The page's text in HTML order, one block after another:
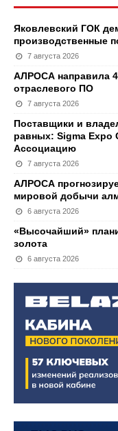
Яковлевский ГОК
производственные
7 августа 2026
АЛРОСА направила
отраслевого ПО
7 августа 2026
Поставщики и
равных: Sigma Expo
Ассоциацию
7 августа 2026
АЛРОСА
мировой добычи
6 августа 2026
«Высочайший»
золота
6 августа 2026